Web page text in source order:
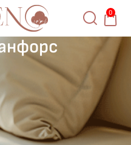
0